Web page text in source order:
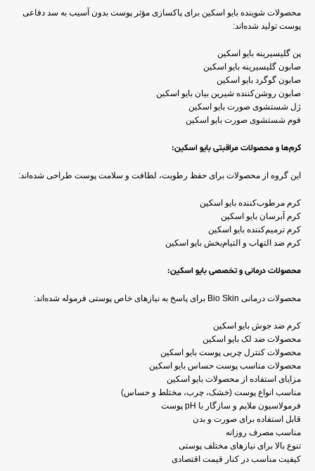
محصولات شوینده بایو اسکین برای پاکسازی مؤثر پوست بدون آسیب به سد دفاعی
پوست تولید شده‌اند:
پن گلیسیرینه بایو اسکین
صابون گلیسیرینه بایو اسکین
صابون گوگرد بایو اسکین
صابون روشن‌کننده شیرین بیان بایو اسکین
ژل شستشوی صورت بایو اسکین
فوم شستشوی صورت بایو اسکین
کرم‌ها و محصولات مراقبتی بایو اسکین:
این گروه از محصولات برای حفظ رطوبت، لطافت و سلامت پوست طراحی شده‌اند:
کرم مرطوب‌کننده بایو اسکین
کرم آبرسان بایو اسکین
کرم ترمیم‌کننده بایو اسکین
کرم ضد التهاب و التیام‌بخش بایو اسکین
محصولات درمانی و تخصصی بایو اسکین:
محصولات درمانی Bio Skin برای پاسخ به نیازهای خاص پوستی فرموله شده‌اند:
کرم ضد جوش بایو اسکین
محصولات ضد لک بایو اسکین
محصولات کنترل چربی پوست بایو اسکین
محصولات مناسب پوست حساس بایو اسکین
مزایای استفاده از محصولات بایو اسکین
مناسب انواع پوست (خشک، چرب، مختلط و حساس)
فرمولاسیون ملایم و سازگار با pH پوست
قابل استفاده برای صورت و بدن
مناسب مصرف روزانه
تنوع بالا برای نیازهای مختلف پوستی
کیفیت مناسب در کنار قیمت اقتصادی